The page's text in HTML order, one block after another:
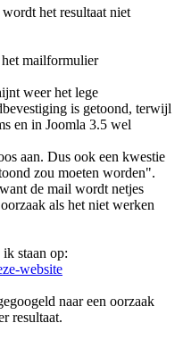
het resultaat niet
mailformulier
weer het lege
is getoond, terwijl
en in Joomla 3.5 wel
aan. Dus ook een kwestie
zou moeten worden".
de mail wordt netjes
als het niet werken
staan op:
website
naar een oorzaak
resultaat.